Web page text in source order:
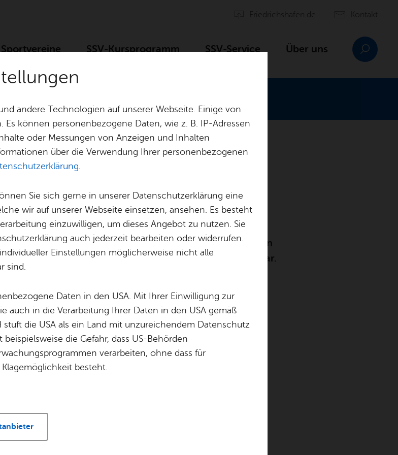
Fried­richs­ha­fen.de Kon­takt
Sport­ver­ei­ne SSV-Kurs­pro­gramm SSV-Ser­vice Über uns
aus den Ver­ei­nen Mit­glied wer­den
Kon­takt
an den Stadtsportverband Friedrichshafen? Dann
auf – oder nutzen Sie am besten unser Kontaktformular.
Fel­der Pflicht­an­ga­ben sind.
andere Technologien auf unserer Webseite. Einige von
können personenbezogene Daten, wie z. B. IP-Adressen
oder Messungen von Anzeigen und Inhalten
über die Verwendung Ihrer personenbezogenen
.
Sie sich gerne in unserer Datenschutzerklärung eine
wir auf unserer Webseite einsetzen, ansehen. Es besteht
einzuwilligen, um dieses Angebot zu nutzen. Sie
auch jederzeit bearbeiten oder widerrufen.
Einstellungen möglicherweise nicht alle
sind.
Daten in den USA. Mit Ihrer Einwilligung zur
auch in die Verarbeitung Ihrer Daten in den USA gemäß
stuft die USA als ein Land mit unzureichendem Datenschutz
die Gefahr, dass US-Behörden
verarbeiten, ohne dass für
besteht.